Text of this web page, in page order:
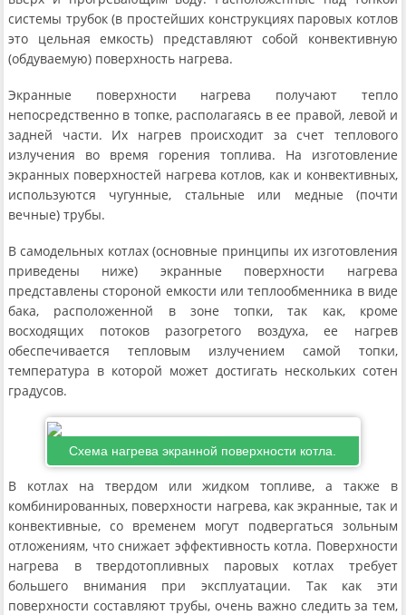
системы трубок (в простейших конструкциях паровых котлов
это цельная емкость) представляют собой конвективную
(обдуваемую) поверхность нагрева.
Экранные поверхности нагрева получают тепло
непосредственно в топке, располагаясь в ее правой, левой и
задней части. Их нагрев происходит за счет теплового
излучения во время горения топлива. На изготовление
экранных поверхностей нагрева котлов, как и конвективных,
используются чугунные, стальные или медные (почти
вечные) трубы.
В самодельных котлах (основные принципы их изготовления
приведены ниже) экранные поверхности нагрева
представлены стороной емкости или теплообменника в виде
бака, расположенной в зоне топки, так как, кроме
восходящих потоков разогретого воздуха, ее нагрев
обеспечивается тепловым излучением самой топки,
температура в которой может достигать нескольких сотен
градусов.
Схема нагрева экранной поверхности котла.
В котлах на твердом или жидком топливе, а также в
комбинированных, поверхности нагрева, как экранные, так и
конвективные, со временем могут подвергаться зольным
отложениям, что снижает эффективность котла. Поверхности
нагрева в твердотопливных паровых котлах требует
большего внимания при эксплуатации. Так как эти
поверхности составляют трубы, очень важно следить за тем,